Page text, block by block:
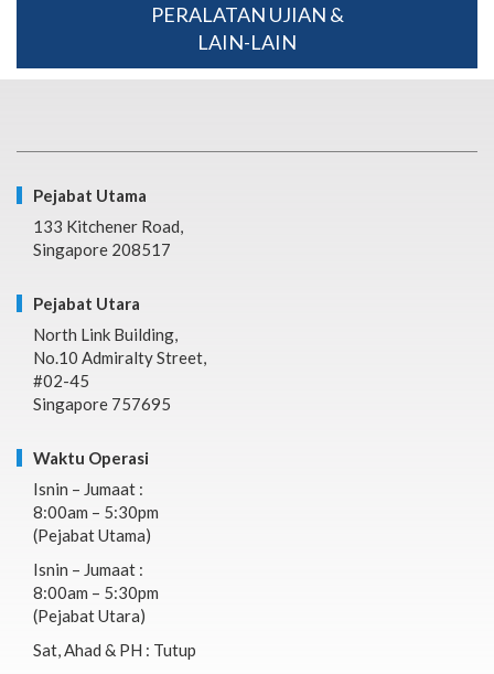
PERALATAN UJIAN &
LAIN-LAIN
Pejabat Utama
133 Kitchener Road,
Singapore 208517
Pejabat Utara
North Link Building,
No.10 Admiralty Street,
#02-45
Singapore 757695
Waktu Operasi
Isnin – Jumaat :
8:00am – 5:30pm
(Pejabat Utama)
Isnin – Jumaat :
8:00am – 5:30pm
(Pejabat Utara)
Sat, Ahad & PH : Tutup